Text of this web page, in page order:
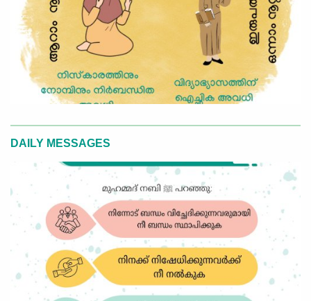
DAILY MESSAGES